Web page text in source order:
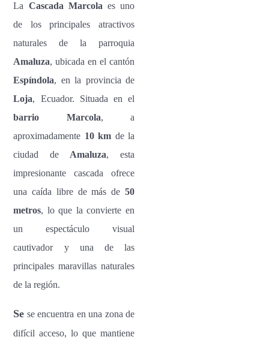
La Cascada Marcola es uno
de los principales atractivos
naturales de la parroquia
Amaluza, ubicada en el cantón
Espíndola, en la provincia de
Loja, Ecuador. Situada en el
barrio Marcola, a
aproximadamente 10 km de la
ciudad de Amaluza, esta
impresionante cascada ofrece
una caída libre de más de 50
metros, lo que la convierte en
un espectáculo visual
cautivador y una de las
principales maravillas naturales
de la región.
Se se encuentra en una zona de
difícil acceso, lo que mantiene